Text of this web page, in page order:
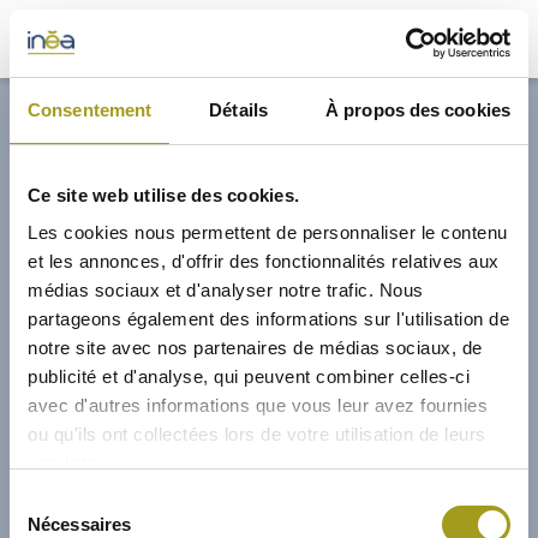
Consentement Détails À propos des cookies
Ce site web utilise des cookies.
Les cookies nous permettent de personnaliser le contenu
et les annonces, d'offrir des fonctionnalités relatives aux
médias sociaux et d'analyser notre trafic. Nous
partageons également des informations sur l'utilisation de
notre site avec nos partenaires de médias sociaux, de
publicité et d'analyse, qui peuvent combiner celles-ci
avec d'autres informations que vous leur avez fournies
ou qu'ils ont collectées lors de votre utilisation de leurs
Nécessaires
32,70€
ACTUS
INVESTISSEURS
PORTE-DOCUMENTS
GREEN BUILDING